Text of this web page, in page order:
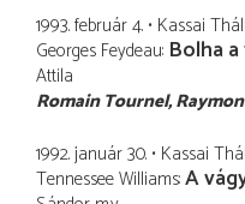
1993. február 4. Kassai
Georges Feydeau Bolha
Attila
Romain Tournel
1992. január 30. Kassai
Tennessee Williams A